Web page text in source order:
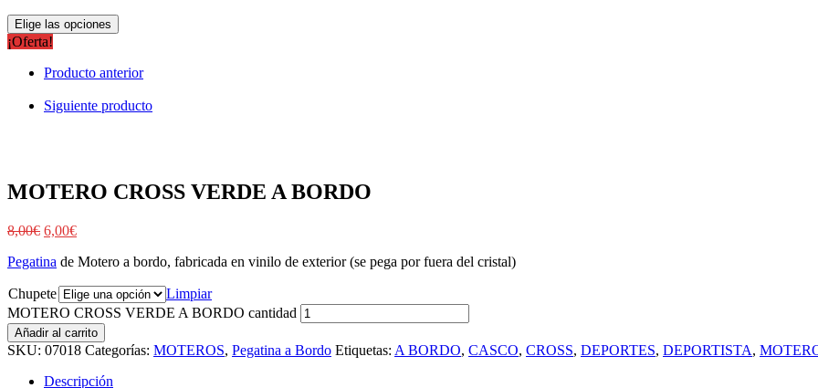
Elige las opciones
¡Oferta!
Producto anterior
Siguiente producto
MOTERO CROSS VERDE A BORDO
8,00€ 6,00€
Pegatina de Motero a bordo, fabricada en vinilo de exterior (se pega por fuera del cristal)
Chupete
Limpiar
MOTERO CROSS VERDE A BORDO cantidad
Añadir al carrito
SKU: 07018 Categorías: MOTEROS, Pegatina a Bordo Etiquetas: A BORDO, CASCO, CROSS, DEPORTES, DEPORTISTA,
Descripción